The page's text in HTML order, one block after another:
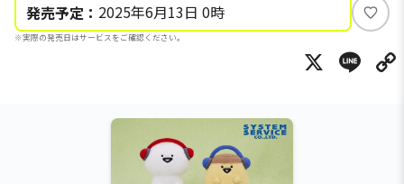
発売予定： 2025年6月13日 0時
※実際の発売日はサービスをご確認ください。
い
ね
X